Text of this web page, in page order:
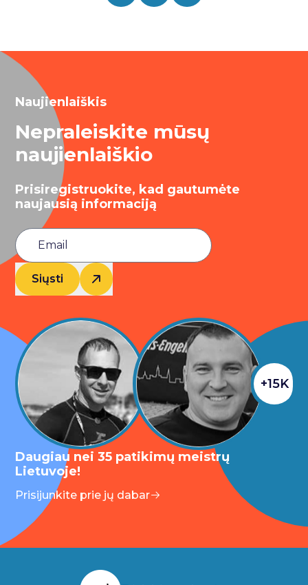
Naujienlaiškis
Nepraleiskite mūsų
naujienlaiškio
Prisiregistruokite, kad gautumėte
naujausią informaciją
Siųsti
+15K
Daugiau nei 35 patikimų meistrų
Lietuvoje!
Prisijunkite prie jų dabar